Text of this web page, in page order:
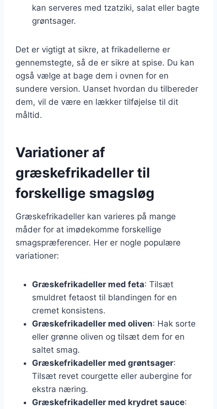
kan serveres med tzatziki, salat eller bagte
grøntsager.
Det er vigtigt at sikre, at frikadellerne er
gennemstegte, så de er sikre at spise. Du kan
også vælge at bage dem i ovnen for en
sundere version. Uanset hvordan du tilbereder
dem, vil de være en lækker tilføjelse til dit
måltid.
Variationer af
græskefrikadeller til
forskellige smagsløg
Græskefrikadeller kan varieres på mange
måder for at imødekomme forskellige
smagspræferencer. Her er nogle populære
variationer:
Græskefrikadeller med feta: Tilsæt
smuldret fetaost til blandingen for en
cremet konsistens.
Græskefrikadeller med oliven: Hak sorte
eller grønne oliven og tilsæt dem for en
saltet smag.
Græskefrikadeller med grøntsager:
Tilsæt revet courgette eller aubergine for
ekstra næring.
Græskefrikadeller med krydret sauce: